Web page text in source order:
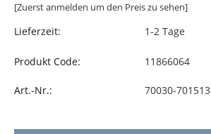
[Zuerst anmelden um den Preis zu sehen]
Lieferzeit: 1-2 Tage
Produkt Code: 11866064
Art.-Nr.: 70030-701513